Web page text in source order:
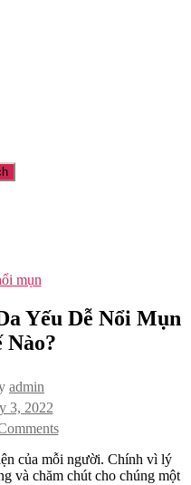
mụn
Yếu Dễ Nổi Mụn
Nào?
admin
3, 2022
on
Chăm
Chút
Cho
của mỗi người. Chính vì lý
và chăm chút cho chúng một